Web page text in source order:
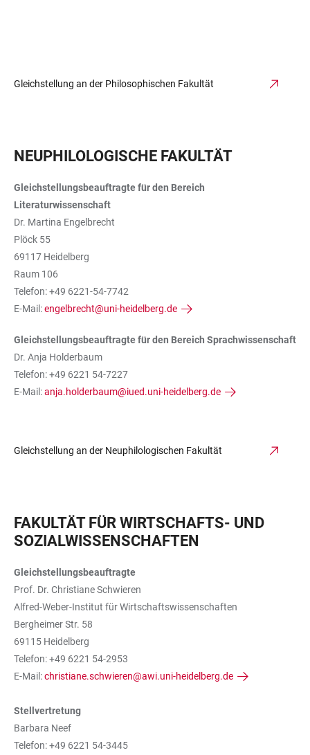
Gleichstellung an der Philosophischen Fakultät
NEUPHILOLOGISCHE FAKULTÄT
Gleichstellungsbeauftragte für den Bereich
Literaturwissenschaft
Dr. Martina Engelbrecht
Plöck 55
69117 Heidelberg
Raum 106
Telefon: +49 6221-54-7742
E-Mail:engelbrecht@uni-heidelberg.de
Gleichstellungsbeauftragte für den Bereich Sprachwissenschaft
Dr. Anja Holderbaum
Telefon: +49 6221 54-7227
E-Mail:anja.holderbaum@iued.uni-heidelberg.de
Gleichstellung an der Neuphilologischen Fakultät
FAKULTÄT FÜR WIRTSCHAFTS- UND
SOZIALWISSENSCHAFTEN
Gleichstellungsbeauftragte
Prof. Dr. Christiane Schwieren
Alfred-Weber-Institut für Wirtschaftswissenschaften
Bergheimer Str. 58
69115 Heidelberg
Telefon: +49 6221 54-2953
E-Mail:christiane.schwieren@awi.uni-heidelberg.de
Stellvertretung
Barbara Neef
Telefon: +49 6221 54-3445